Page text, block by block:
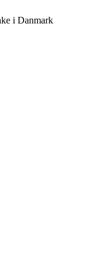
i Danmark